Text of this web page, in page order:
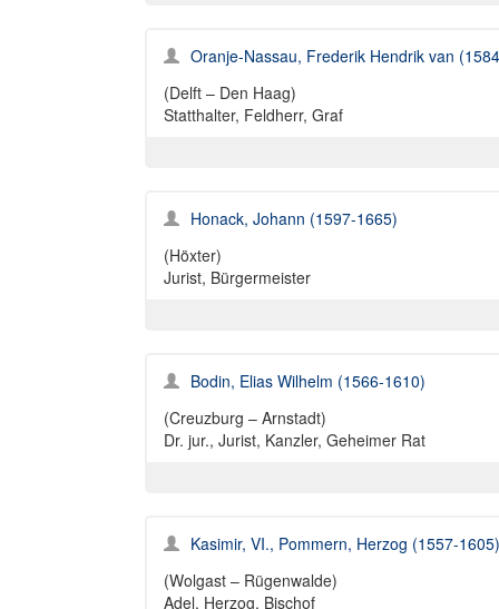
Oranje-Nassau, Frederik Hendrik van
(Delft – Den Haag)
Statthalter, Feldherr, Graf
Honack, Johann (1597-1665)
(Höxter)
Jurist, Bürgermeister
Bodin, Elias Wilhelm (1566-1610)
(Creuzburg – Arnstadt)
Dr. jur., Jurist, Kanzler, Geheimer Rat
Kasimir, VI., Pommern, Herzog (1557-1605)
(Wolgast – Rügenwalde)
Adel, Herzog, Bischof